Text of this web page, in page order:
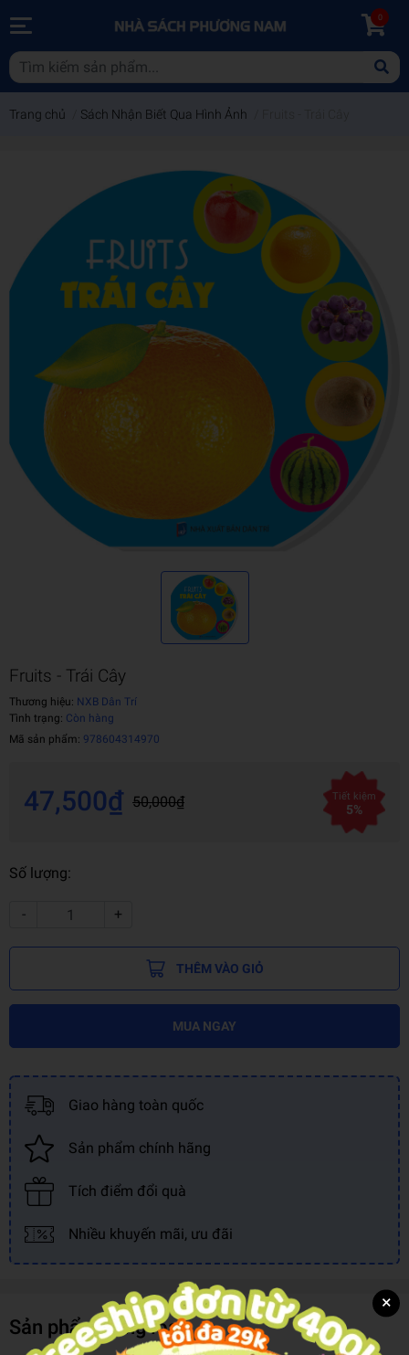
0
Trang chủ Sách Nhận Biết Qua Hình Ảnh
Fruits - Trái Cây
Thương hiệu: NXB Dân Trí
Tình trạng: Còn hàng
Mã sản phẩm: 978604314970
47,500₫ 50,000₫ Tiết kiệm
5%
Số lượng:
- +
THÊM VÀO GIỎ
MUA NGAY
Giao hàng toàn quốc
Sản phẩm chính hãng
Tích điểm đổi quà
Nhiều khuyến mãi, ưu đãi
Sản phẩm cùng loại
×